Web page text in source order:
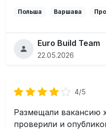
Польша Варшава
Euro Build Team
22.05.2026
4/5
Размещали вакансию
проверили и